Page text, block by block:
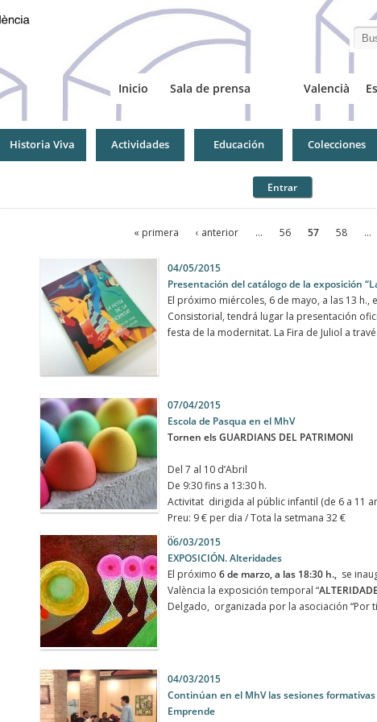
Valencià
Inicio Sala de prensa
Historia Viva Actividades Educación Colecciones
Entrar
« primera ‹ anterior … 56 57 58 …
04/05/2015
Presentación del catálogo de la exposición
El próximo miércoles, 6 de mayo, a las 13 h.,
Consistorial, tendrá lugar la presentación
festa de la modernitat. La Fira de Juliol a
07/04/2015
Escola de Pasqua en el MhV
Tornen els GUARDIANS DEL PATRIMONI
Del 7 al 10 d’Abril
De 9:30 fins a 13:30 h.
Activitat dirigida al públic infantil (de 6 a 11
Preu: 9 € per dia / Tota la setmana 32 €
...
06/03/2015
EXPOSICIÓN. Alteridades
El próximo 6 de marzo, a las 18:30 h., se
València la exposición temporal “
Delgado, organizada por la asociación “Por ti
04/03/2015
Continúan en el MhV las sesiones
Emprende
Páginas